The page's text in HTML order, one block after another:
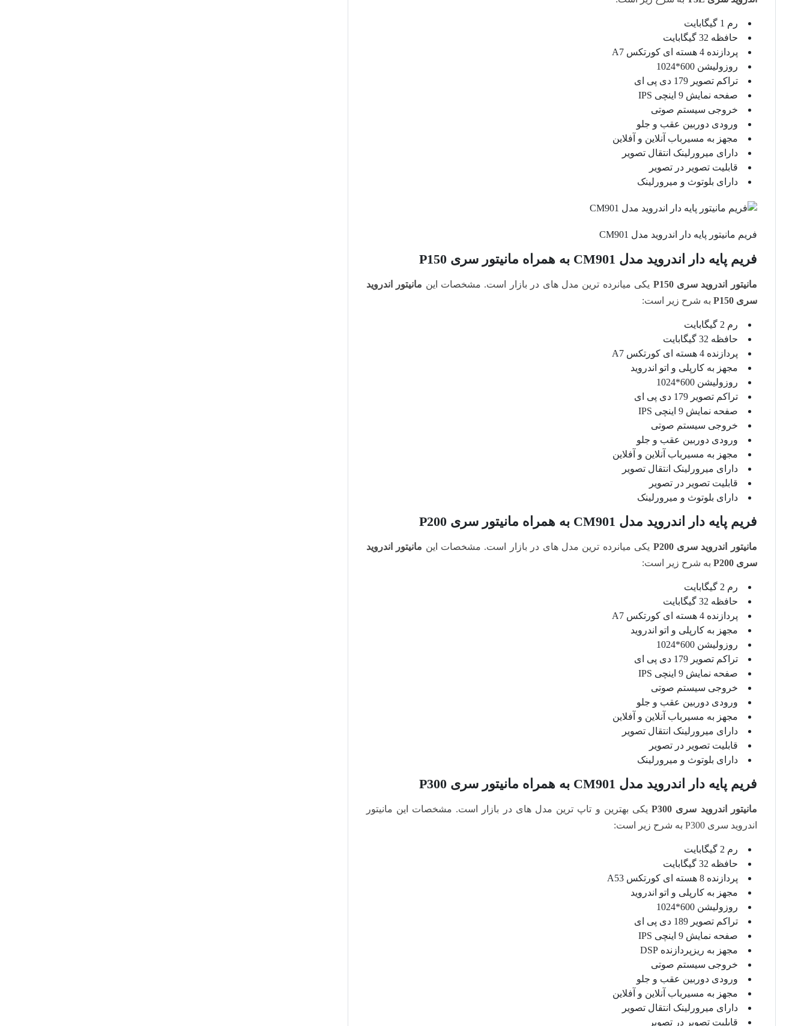
رم 1 گیگابایت
حافظه 32 گیگابایت
پردازنده 4 هسته ای کورتکس A7
روزولیشن 600*1024
تراکم تصویر 179 دی پی ای
صفحه نمایش 9 اینچی IPS
خروجی سیستم صوتی
ورودی دوربین عقب و جلو
مجهز به مسیرباب آنلاین و آفلاین
دارای میرورلینک انتقال تصویر
قابلیت تصویر در تصویر
دارای بلوتوث و میرورلینک
فریم مانیتور پایه دار اندروید مدل CM901
فریم پایه دار اندروید مدل CM901 به همراه مانیتور سری P150
مانیتور اندروید سری P150 یکی میانرده ترین مدل های در بازار است. مشخصات این مانیتور اندروید
سری P150
به شرح زیر است:
رم 2 گیگابایت
حافظه 32 گیگابایت
پردازنده 4 هسته ای کورتکس A7
مجهز به کارپلی و اتو اندروید
روزولیشن 600*1024
تراکم تصویر 179 دی پی ای
صفحه نمایش 9 اینچی IPS
خروجی سیستم صوتی
ورودی دوربین عقب و جلو
مجهز به مسیرباب آنلاین و آفلاین
دارای میرورلینک انتقال تصویر
قابلیت تصویر در تصویر
دارای بلوتوث و میرورلینک
فریم پایه دار اندروید مدل CM901 به همراه مانیتور سری P200
مانیتور اندروید سری P200 یکی میانرده ترین مدل های در بازار است. مشخصات این مانیتور اندروید
سری P200
به شرح زیر است:
رم 2 گیگابایت
حافظه 32 گیگابایت
پردازنده 4 هسته ای کورتکس A7
مجهز به کارپلی و اتو اندروید
روزولیشن 600*1024
تراکم تصویر 179 دی پی ای
صفحه نمایش 9 اینچی IPS
خروجی سیستم صوتی
ورودی دوربین عقب و جلو
مجهز به مسیرباب آنلاین و آفلاین
دارای میرورلینک انتقال تصویر
قابلیت تصویر در تصویر
دارای بلوتوث و میرورلینک
فریم پایه دار اندروید مدل CM901 به همراه مانیتور سری P300
مانیتور اندروید سری P300
یکی بهترین و تاپ ترین مدل های در بازار است. مشخصات این مانیتور
اندروید سری P300 به شرح زیر است:
رم 2 گیگابایت
حافظه 32 گیگابایت
پردازنده 8 هسته ای کورتکس A53
مجهز به کارپلی و اتو اندروید
روزولیشن 600*1024
تراکم تصویر 189 دی پی ای
صفحه نمایش 9 اینچی IPS
مجهز به ریزپردازنده DSP
خروجی سیستم صوتی
ورودی دوربین عقب و جلو
مجهز به مسیرباب آنلاین و آفلاین
دارای میرورلینک انتقال تصویر
قابلیت تصویر در تصویر